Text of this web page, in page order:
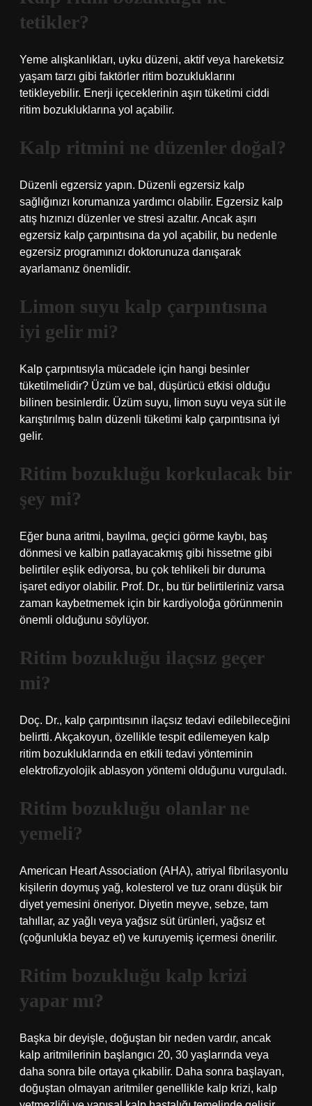
tetikler?
Yeme alışkanlıkları, uyku düzeni, aktif veya hareketsiz
yaşam tarzı gibi faktörler ritim bozukluklarını
tetikleyebilir. Enerji içeceklerinin aşırı tüketimi ciddi
ritim bozukluklarına yol açabilir.
Kalp ritmini ne düzenler doğal?
Düzenli egzersiz yapın. Düzenli egzersiz kalp
sağlığınızı korumanıza yardımcı olabilir. Egzersiz kalp
atış hızınızı düzenler ve stresi azaltır. Ancak aşırı
egzersiz kalp çarpıntısına da yol açabilir, bu nedenle
egzersiz programınızı doktorunuza danışarak
ayarlamanız önemlidir.
Limon suyu kalp çarpıntısına
iyi gelir mi?
Kalp çarpıntısıyla mücadele için hangi besinler
tüketilmelidir? Üzüm ve bal, düşürücü etkisi olduğu
bilinen besinlerdir. Üzüm suyu, limon suyu veya süt ile
karıştırılmış balın düzenli tüketimi kalp çarpıntısına iyi
gelir.
Ritim bozukluğu korkulacak bir
şey mi?
Eğer buna aritmi, bayılma, geçici görme kaybı, baş
dönmesi ve kalbin patlayacakmış gibi hissetme gibi
belirtiler eşlik ediyorsa, bu çok tehlikeli bir duruma
işaret ediyor olabilir. Prof. Dr., bu tür belirtileriniz varsa
zaman kaybetmemek için bir kardiyoloğa görünmenin
önemli olduğunu söylüyor.
Ritim bozukluğu ilaçsız geçer
mi?
Doç. Dr., kalp çarpıntısının ilaçsız tedavi edilebileceğini
belirtti. Akçakoyun, özellikle tespit edilemeyen kalp
ritim bozukluklarında en etkili tedavi yönteminin
elektrofizyolojik ablasyon yöntemi olduğunu vurguladı.
Ritim bozukluğu olanlar ne
yemeli?
American Heart Association (AHA), atriyal fibrilasyonlu
kişilerin doymuş yağ, kolesterol ve tuz oranı düşük bir
diyet yemesini öneriyor. Diyetin meyve, sebze, tam
tahıllar, az yağlı veya yağsız süt ürünleri, yağsız et
(çoğunlukla beyaz et) ve kuruyemiş içermesi önerilir.
Ritim bozukluğu kalp krizi
yapar mı?
Başka bir deyişle, doğuştan bir neden vardır, ancak
kalp aritmilerinin başlangıcı 20, 30 yaşlarında veya
daha sonra bile ortaya çıkabilir. Daha sonra başlayan,
doğuştan olmayan aritmiler genellikle kalp krizi, kalp